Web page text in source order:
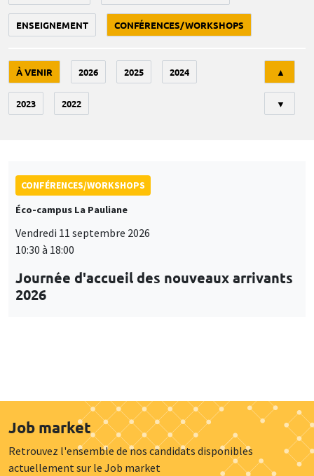
ENSEIGNEMENT CONFÉRENCES/WORKSHOPS
À VENIR 2026 2025 2024
2023 2022
▲
▼
CONFÉRENCES/WORKSHOPS
Éco-campus La Pauliane
Vendredi 11 septembre 2026
10:30 à 18:00
Journée d'accueil des nouveaux arrivants
2026
Job market
Retrouvez l'ensemble de nos candidats disponibles
actuellement sur le Job market